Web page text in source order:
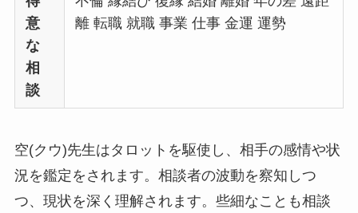
意
な
相
談
離 転職 就職 事業 仕事 金運 運勢
空(クウ)先生はタロットを駆使し、相手の感情や状
況を鑑定をされます。相談者の波動を察知しつ
つ、現状を深く理解されます。些細なことも相談